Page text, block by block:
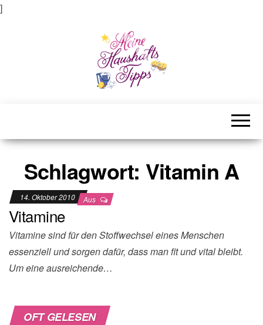
]
Schlagwort: Vitamin A
14. Oktober 2010 Aus
Vitamine
Vitamine sind für den Stoffwechsel eines Menschen
essenziell und sorgen dafür, dass man fit und vital bleibt.
Um eine ausreichende…
OFT GELESEN